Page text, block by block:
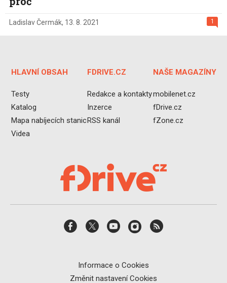
1
Ladislav Čermák, 13. 8. 2021
HLAVNÍ OBSAH
Testy
Katalog
Mapa nabíjecích stanic
Videa
FDRIVE.CZ
Redakce a kontakty
Inzerce
RSS kanál
NAŠE MAGAZÍNY
mobilenet.cz
fDrive.cz
fZone.cz
Informace o Cookies
Změnit nastavení Cookies